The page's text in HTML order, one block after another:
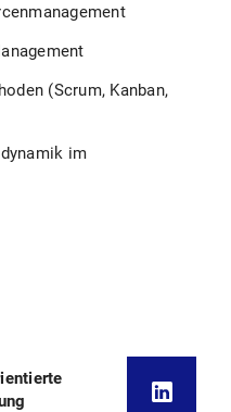
(Scrum, Kanban,
im